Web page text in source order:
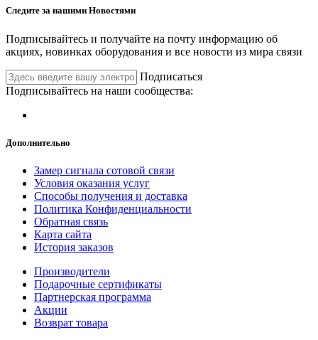
Следите за нашими Новостями
Подписывайтесь и получайте на почту информацию об
акциях, новинках оборудования и все новости из мира связи
Подписаться
Подписывайтесь на наши сообщества:
Дополнительно
Замер сигнала сотовой связи
Условия оказания услуг
Способы получения и доставка
Политика Конфиденциальности
Обратная связь
Карта сайта
История заказов
Производители
Подарочные сертификаты
Партнерская программа
Акции
Возврат товара